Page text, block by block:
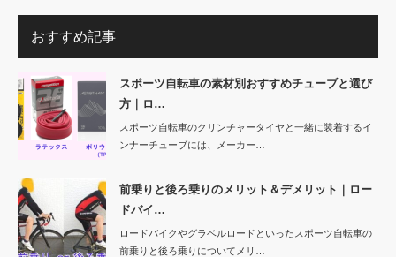
おすすめ記事
スポーツ自転車の素材別おすすめチューブと選び
方｜ロ…
スポーツ自転車のクリンチャータイヤと一緒に装着するイ
ンナーチューブには、メーカー…
前乗りと後ろ乗りのメリット＆デメリット｜ロー
ドバイ…
ロードバイクやグラベルロードといったスポーツ自転車の
前乗りと後ろ乗りについてメリ…